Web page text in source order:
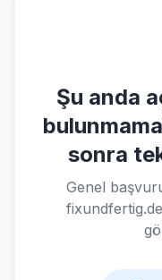
Şu anda
sonra
Genel